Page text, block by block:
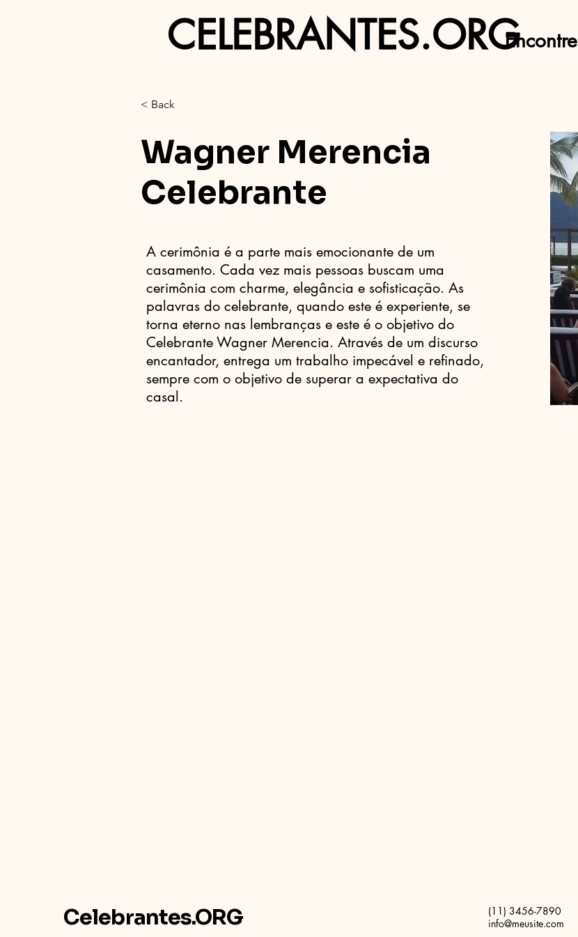
CELEBRANTES.ORG
< Back
Wagner Merencia
Celebrante
A cerimônia é a parte mais emocionante de um
casamento. Cada vez mais pessoas buscam uma
cerimônia com charme, elegância e sofisticação. As
palavras do celebrante, quando este é experiente, se
torna eterno nas lembranças e este é o objetivo do
Celebrante Wagner Merencia. Através de um discurso
encantador, entrega um trabalho impecável e refinado,
sempre com o objetivo de superar a expectativa do
casal.
Celebrantes.ORG
(11) 3456-7890
info@meusite.com